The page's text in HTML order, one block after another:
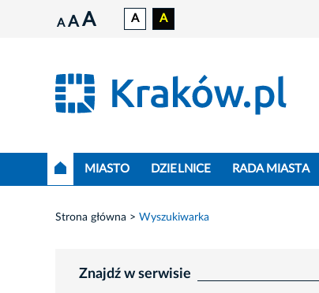
A A A A A
MIASTO DZIELNICE RADA MIASTA
Strona główna Wyszukiwarka
Znajdź w serwisie